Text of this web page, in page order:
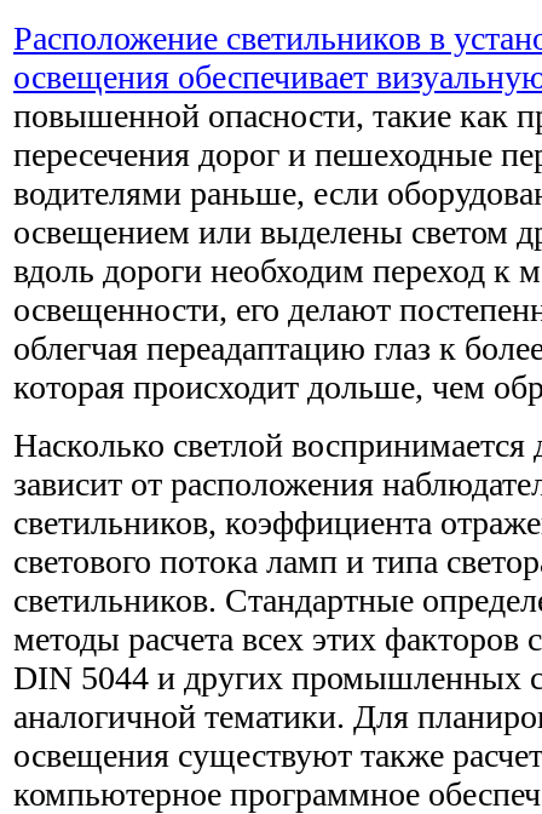
Расположение светильников в
освещения обеспечивает
повышенной опасности, такие как
пересечения дорог и пешеходные
водителями раньше, если
освещением или выделены светом
вдоль дороги необходим переход
освещенности, его делают
облегчая переадаптацию глаз к
которая происходит дольше, чем
Насколько светлой воспринимается
зависит от расположения
светильников, коэффициента
светового потока ламп и типа
светильников. Стандартные
методы расчета всех этих факторов
DIN 5044 и других промышленных
аналогичной тематики. Для
освещения существуют также
компьютерное программное